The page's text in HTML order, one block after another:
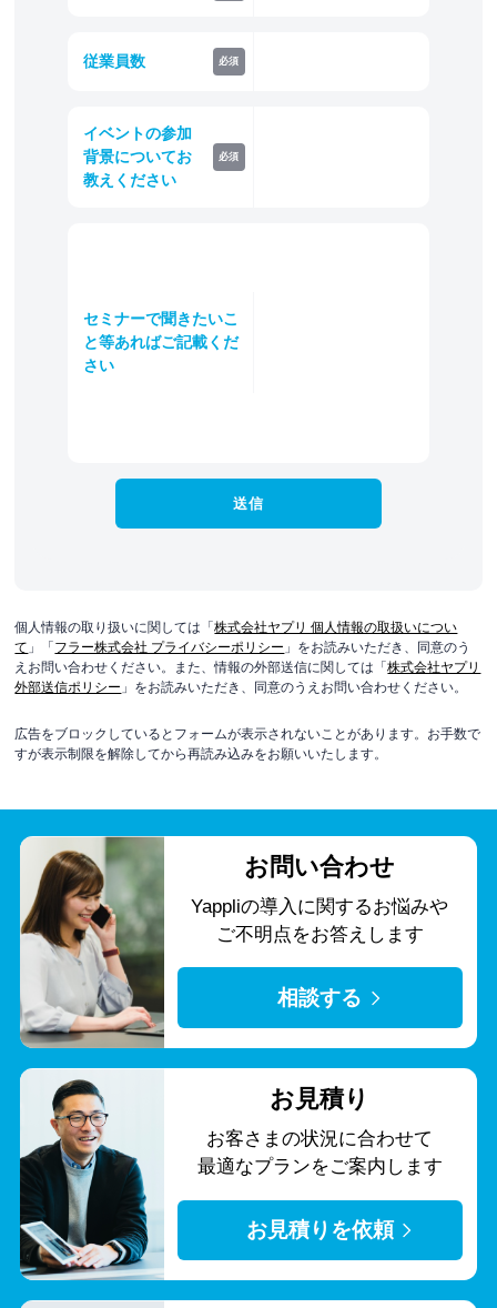
従業員数 必須
イベントの参加
背景についてお
教えください
必須
セミナーで聞きたいこ
と等あればご記載くだ
さい
個人情報の取り扱いに関しては「株式会社ヤプリ 個人情報の取扱いについ
て 」「 フラー株式会社 プライバシーポリシー 」をお読みいただき、同意のう
えお問い合わせください。また、情報の外部送信に関しては「株式会社ヤプリ
外部送信ポリシー 」をお読みいただき、同意のうえお問い合わせください。
広告をブロックしているとフォームが表示されないことがあります。お手数で
すが表示制限を解除してから再読み込みをお願いいたします。
お問い合わせ
Yappliの導入に関するお悩みや
ご不明点をお答えします
相談する
お見積り
お客さまの状況に合わせて
最適なプランをご案内します
お見積りを依頼